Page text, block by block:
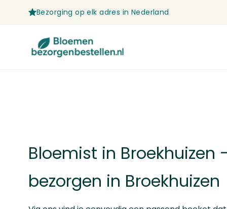
Bezorging op elk adres in Nederland
Bloemist in Broekhuizen
bezorgen in Broekhuizen